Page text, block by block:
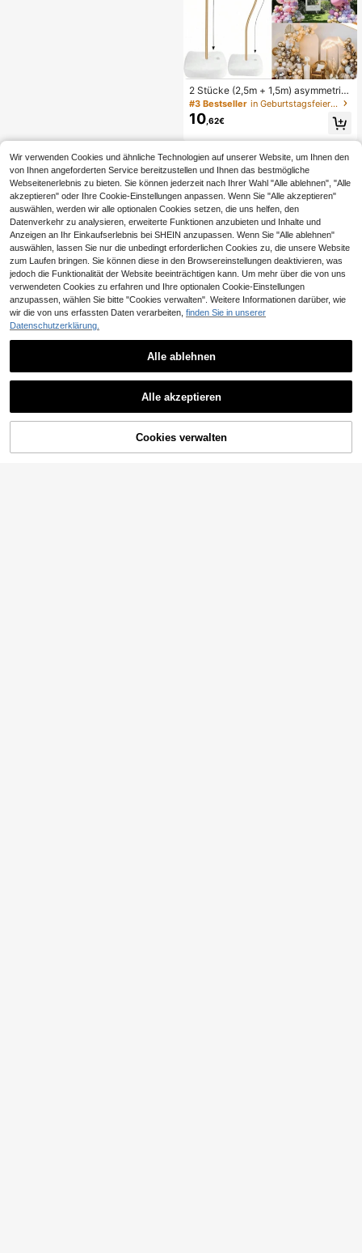
2 Stücke (2,5m + 1,5m) asymmetris
ches Ballonbogen-Set, flexibler bie
gsamer Ballon-Säulenständer, Halb
-Bogen Ballonrahmen mit Basis, ge
#3 Bestseller in Geburtstagsfeier Ballonständer Bogen
10 ,62€
ZUM WARENKORB HINZUFÜGEN
Wir verwenden Cookies und ähnliche Technologien auf unserer Website, um Ihnen den
von Ihnen angeforderten Service bereitzustellen und Ihnen das bestmögliche
Webseitenerlebnis zu bieten. Sie können jederzeit nach Ihrer Wahl "Alle ablehnen", "Alle
akzeptieren" oder Ihre Cookie-Einstellungen anpassen. Wenn Sie "Alle akzeptieren"
auswählen, werden wir alle optionalen Cookies setzen, die uns helfen, den
Datenverkehr zu analysieren, erweiterte Funktionen anzubieten und Inhalte und
Anzeigen an Ihr Einkaufserlebnis bei SHEIN anzupassen. Wenn Sie "Alle ablehnen"
auswählen, lassen Sie nur die unbedingt erforderlichen Cookies zu, die unsere Website
zum Laufen bringen. Sie können diese in den Browsereinstellungen deaktivieren, was
jedoch die Funktionalität der Website beeinträchtigen kann. Um mehr über die von uns
verwendeten Cookies zu erfahren und Ihre optionalen Cookie-Einstellungen
anzupassen, wählen Sie bitte "Cookies verwalten". Weitere Informationen darüber, wie
wir die von uns erfassten Daten verarbeiten, finden Sie in unserer
Datenschutzerklärung.
Alle ablehnen
Alle akzeptieren
Cookies verwalten